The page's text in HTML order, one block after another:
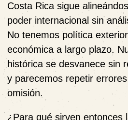
Costa Rica sigue
poder internacional sin
No tenemos política
económica a largo plazo.
histórica se desvanece sin
y parecemos repetir
omisión.
¿Para qué sirven entonces